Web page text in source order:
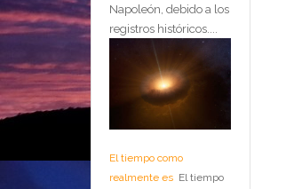
Napoleón, debido a los
registros históricos....
El tiempo como
realmente es El tiempo